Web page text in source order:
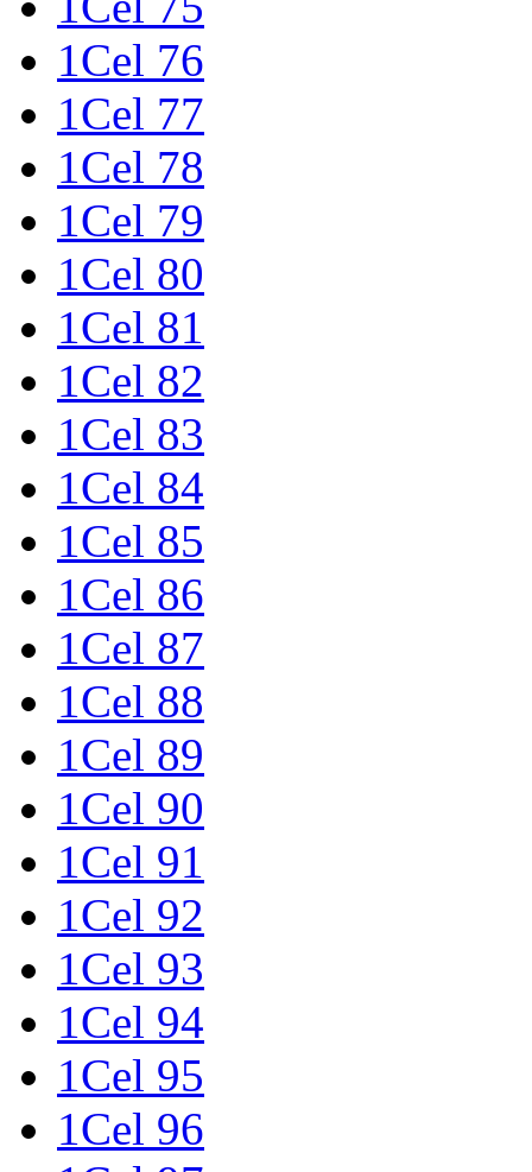
1Cel 76
1Cel 77
1Cel 78
1Cel 79
1Cel 80
1Cel 81
1Cel 82
1Cel 83
1Cel 84
1Cel 85
1Cel 86
1Cel 87
1Cel 88
1Cel 89
1Cel 90
1Cel 91
1Cel 92
1Cel 93
1Cel 94
1Cel 95
1Cel 96